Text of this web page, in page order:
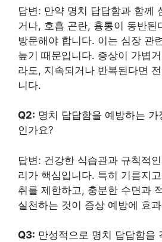
답변: 만약 명치 답답함과 함께
거나, 호흡 곤란, 흉통이 동반된
방문해야 합니다. 이는 심장 관
높기 때문입니다. 증상이 가볍
라도, 지속되거나 반복된다면
니다.
Q2: 명치 답답함을 예방하는
인가요?
답변: 건강한 식습관과 규칙적
리가 핵심입니다. 특히 기름지
취를 제한하고, 충분한 수면과
실천하는 것이 증상 예방에 효
Q3: 만성적으로 명치 답답함을